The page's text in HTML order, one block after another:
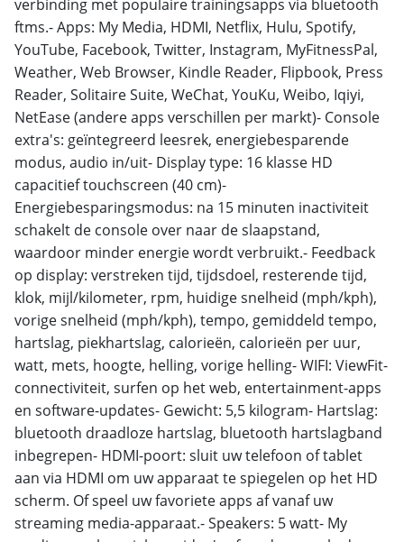
verbinding met populaire trainingsapps via bluetooth
ftms.- Apps: My Media, HDMI, Netflix, Hulu, Spotify,
YouTube, Facebook, Twitter, Instagram, MyFitnessPal,
Weather, Web Browser, Kindle Reader, Flipbook, Press
Reader, Solitaire Suite, WeChat, YouKu, Weibo, Iqiyi,
NetEase (andere apps verschillen per markt)- Console
extra's: geïntegreerd leesrek, energiebesparende
modus, audio in/uit- Display type: 16 klasse HD
capacitief touchscreen (40 cm)-
Energiebesparingsmodus: na 15 minuten inactiviteit
schakelt de console over naar de slaapstand,
waardoor minder energie wordt verbruikt.- Feedback
op display: verstreken tijd, tijdsdoel, resterende tijd,
klok, mijl/kilometer, rpm, huidige snelheid (mph/kph),
vorige snelheid (mph/kph), tempo, gemiddeld tempo,
hartslag, piekhartslag, calorieën, calorieën per uur,
watt, mets, hoogte, helling, vorige helling- WIFI: ViewFit-
connectiviteit, surfen op het web, entertainment-apps
en software-updates- Gewicht: 5,5 kilogram- Hartslag:
bluetooth draadloze hartslag, bluetooth hartslagband
inbegrepen- HDMI-poort: sluit uw telefoon of tablet
aan via HDMI om uw apparaat te spiegelen op het HD
scherm. Of speel uw favoriete apps af vanaf uw
streaming media-apparaat.- Speakers: 5 watt- My